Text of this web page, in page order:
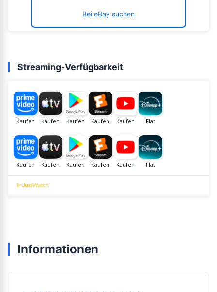
Bei eBay suchen
Streaming-Verfügbarkeit
Informationen